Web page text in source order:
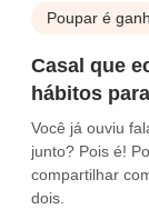
Poupar é
Casal que
hábitos
Você já ouviu
junto? Pois é!
compartilhar
dois.